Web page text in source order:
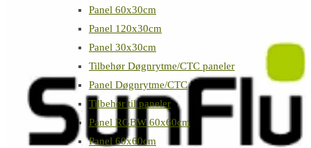
Panel 60x30cm
Panel 120x30cm
Panel 30x30cm
Tilbehør Døgnrytme/CTC paneler
Panel Døgnrytme/CTC
Tilbehør til paneler
Panel RGBW 60x60cm
Panel 60x60cm